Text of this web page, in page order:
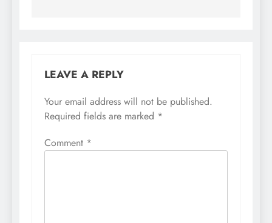
LEAVE A REPLY
Your email address will not be published.
Required fields are marked *
Comment *